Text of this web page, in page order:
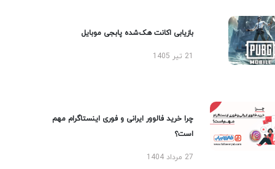
بازیابی اکانت هک‌شده پابجی موبایل
چرا خرید فالوور ایرانی و فوری اینستاگرام مهم
است؟
27 مرداد 1404